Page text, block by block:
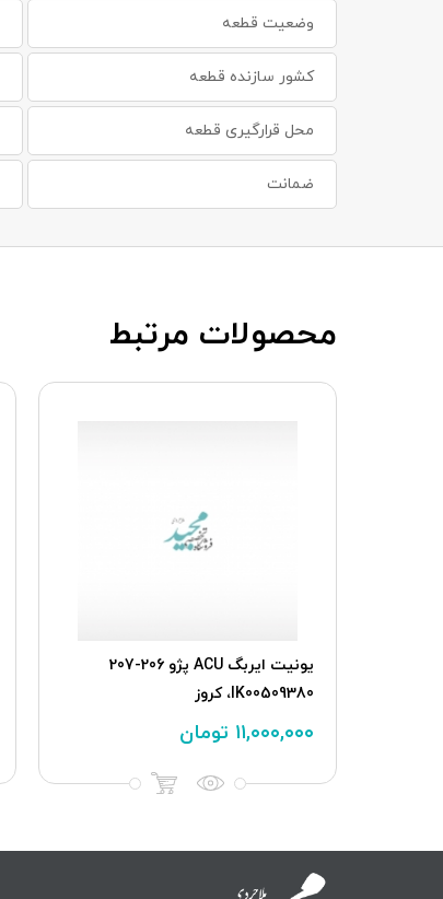
وضعیت قطعه
کشور سازنده قطعه
محل قرارگیری قطعه
ضمانت
محصولات مرتبط
یونیت ایربگ ACU پژو 206-207
IK00509380، کروز
۱۱,۰۰۰,۰۰۰ تومان